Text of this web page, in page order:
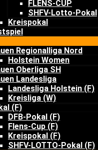
FLENS-CUP
SHFV-Lotto-Pokal
Kreispokal
Regionalliga Nord
Holstein Women
Oberliga SH
Landesliga
Landesliga Holstein (F)
Kreisliga (W)
(F)
DFB-Pokal (F)
Flens-Cup (F)
Kreispokal (F)
SHFV-LOTTO-Pokal (F)